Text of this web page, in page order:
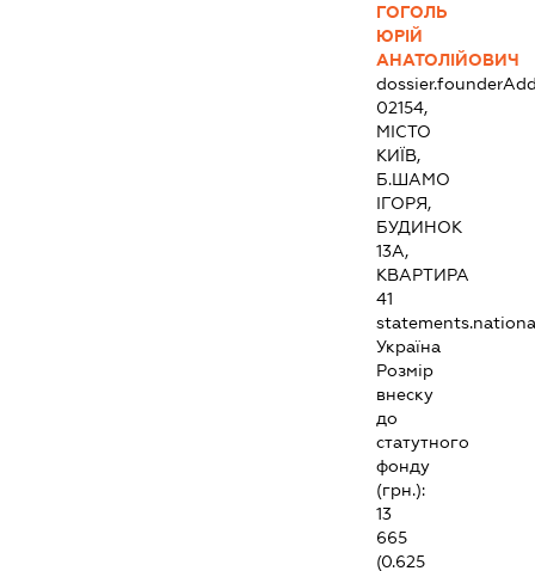
ГОГОЛЬ
ЮРІЙ
АНАТОЛІЙОВИЧ
02154,
МІСТО
КИЇВ,
Б.ШАМО
ІГОРЯ,
БУДИНОК
13А,
КВАРТИРА
41
Україна
Розмір
внеску
до
статутного
фонду
(грн.):
13
665
(0.625